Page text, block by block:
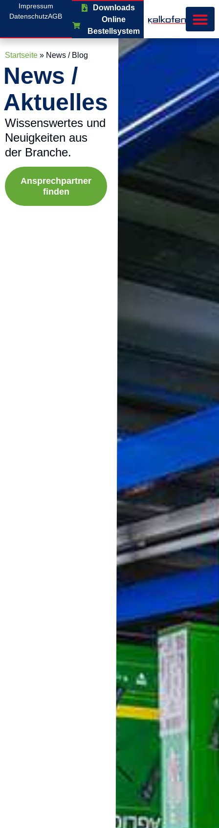
Impressum
DatenschutzAGB
Downloads
Online
Bestellsystem
Startseite » News / Blog
News /
Aktuelles
Wissenswertes und
Neuigkeiten aus
der Branche.
Ansprechpartner
finden